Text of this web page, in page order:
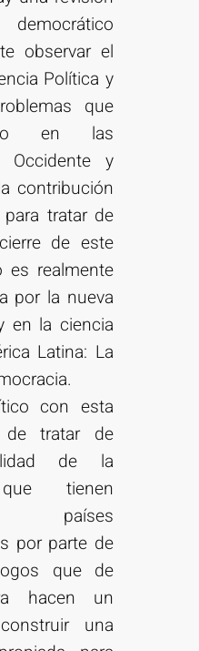
observar el
Política y
que
en las
Occidente y
contribución
tratar de
de este
es realmente
por la nueva
en la ciencia
Latina: La
con esta
de tratar de
de la
tienen
países
por parte de
que de
hacen un
una